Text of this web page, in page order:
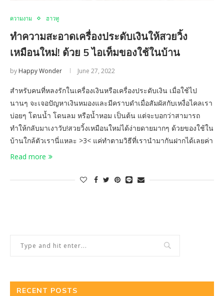
ความงาม ฮาวทู
ทำความสะอาดเครื่องประดับเงินให้สวยวิ้ง
เหมือนใหม่! ด้วย 5 ไอเท็มของใช้ในบ้าน
by Happy Wonder June 27, 2022
สำหรับคนที่หลงรักในเครื่องเงินหรือเครื่องประดับเงิน เมื่อใช้ไป
นานๆ จะเจอปัญหาเงินหมองและมีคราบดำเมื่อสัมผัสกับเหงื่อไคลเรา
บ่อยๆ โดนน้ำ โดนลม หรือน้ำหอม เป็นต้น แต่จะบอกว่าสามารถ
ทำให้กลับมาเงาวับ!สวยวิ้งเหมือนใหม่ได้ง่ายดายมากๆ ด้วยของใช้ใน
บ้านใกล้ตัวเรานี่แหละ >3< แค่ทำตามวิธีที่เรานำมากันฝากได้เลยค่า
Read more
RECENT POSTS